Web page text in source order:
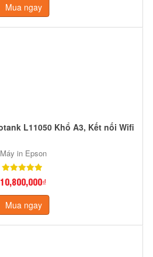
Mua ngay
L11050 Khổ A3, Kết nối Wifi
Máy in Epson
10,800,000₫
Mua ngay